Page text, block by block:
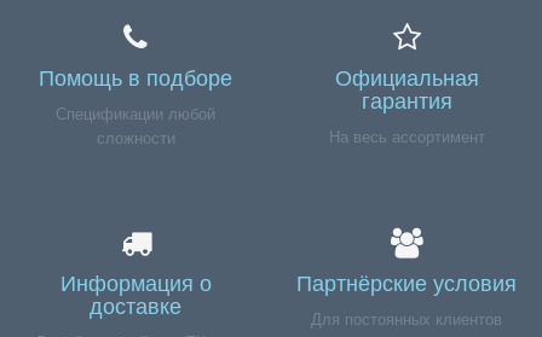
Помощь в подборе
Спецификации любой
сложности
Официальная
гарантия
На весь ассортимент
Информация о
доставке
Партнёрские условия
Для постоянных клиентов